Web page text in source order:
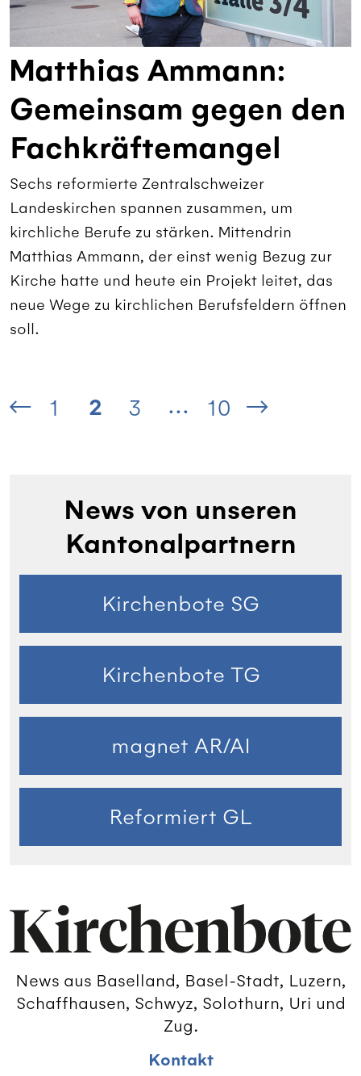
Matthias Ammann:
Gemeinsam gegen den
Fachkräftemangel
Sechs reformierte Zentralschweizer
Landeskirchen spannen zusammen, um
kirchliche Berufe zu stärken. Mittendrin
Matthias Ammann, der einst wenig Bezug zur
Kirche hatte und heute ein Projekt leitet, das
neue Wege zu kirchlichen Berufsfeldern öffnen
soll.
1 2 3 ... 10
News von unseren
Kantonalpartnern
Kirchenbote SG
Kirchenbote TG
magnet AR/AI
Reformiert GL
News aus Baselland, Basel-Stadt, Luzern,
Schaffhausen, Schwyz, Solothurn, Uri und
Zug.
Kontakt